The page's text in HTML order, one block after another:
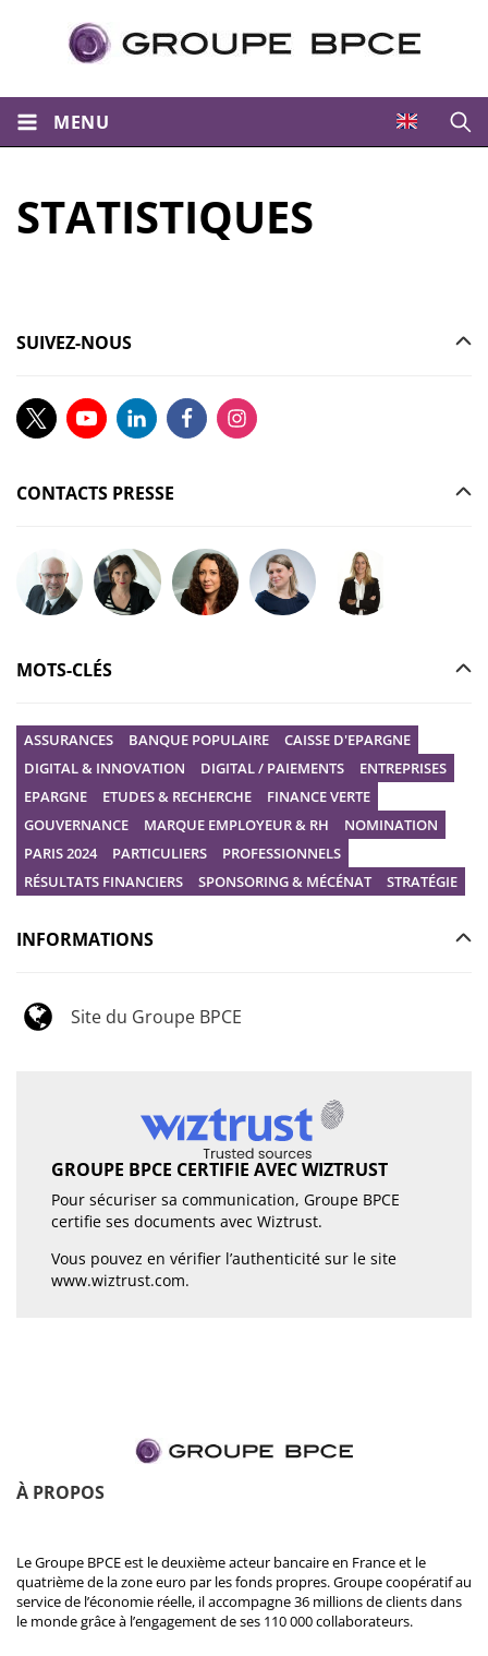
MENU
STATISTIQUES
SUIVEZ-NOUS
CONTACTS PRESSE
Poser votre question à Christophe GILBERT
Poser votre question à Fanny KERECKI
Poser votre question à Mélissa
Poser votre question à Marine
Poser votre question
MOTS-CLÉS
ASSURANCES BANQUE POPULAIRE
CAISSE D'EPARGNE
DIGITAL & INNOVATION
DIGITAL / PAIEMENTS
ENTREPRISES
EPARGNE
ETUDES & RECHERCHE
FINANCE VERTE
GOUVERNANCE
MARQUE EMPLOYEUR & RH
NOMINATION
PARIS 2024
PARTICULIERS
PROFESSIONNELS
RÉSULTATS FINANCIERS
SPONSORING & MÉCÉNAT STRATÉGIE
INFORMATIONS
Site du Groupe BPCE
GROUPE BPCE CERTIFIE AVEC WIZTRUST
Pour sécuriser sa communication, Groupe BPCE
certifie ses documents avec Wiztrust.
Vous pouvez en vérifier l’authenticité sur le site
www.wiztrust.com.
À PROPOS
Le Groupe BPCE est le deuxième acteur bancaire en France et le
quatrième de la zone euro par les fonds propres. Groupe coopératif au
service de l’économie réelle, il accompagne 36 millions de clients dans
le monde grâce à l’engagement de ses 110 000 collaborateurs.